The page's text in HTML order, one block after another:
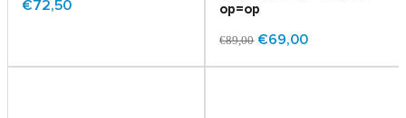
€72,50
op=op
€89,00 €69,00